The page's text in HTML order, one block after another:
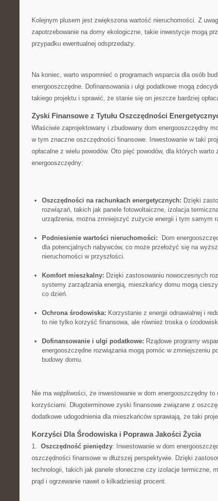
Kolejnym plusem⁣ jest ⁢zwiększona⁢ wartość nieruchomości.⁢ Z
zapotrzebowanie na ⁣domy ekologiczne, takie inwestycje mogą
przypadku‌ ewentualnej odsprzedaży.
Na koniec, warto wspomnieć o programach wsparcia dla osób
energooszczędne.‌ Dofinansowania i ulgi podatkowe mogą
takiego projektu ⁤i‍ sprawić, że ‌stanie się on jeszcze bardziej
Zyski Finansowe z Tytułu Oszczędności
Właściwie zaprojektowany ⁣i zbudowany dom energooszczędny‍
w‌ tym znaczne oszczędności finansowe. Inwestowanie ​w taki
opłacalne⁣ z wielu powodów. Oto pięć ‍powodów, ‌dla których ⁢warto
energooszczędny:
Oszczędności na rachunkach⁤ energetycznych: Dzięki
rozwiązań,‍ takich jak panele fotowoltaiczne, izolacja
urządzenia, ​można zmniejszyć zużycie ‍energii i tym samym
Podniesienie wartości nieruchomości:
Dom
dla potencjalnych nabywców, co‍ może przełożyć się na
nieruchomości w przyszłości.
Komfort mieszkalny: Dzięki zastosowaniu⁣ nowoczesnych
systemy zarządzania⁣ energią, mieszkańcy⁢ domu mogą
co ⁢dzień.
Ochrona ⁤środowiska: Korzystanie z energii odnawialnej i
to nie tylko korzyść ⁣finansowa, ale również troska ⁤o
Dofinansowanie‍ i⁣ ulgi podatkowe: ‌Rządowe programy
energooszczędne rozwiązania mogą pomóc w zmniejszeniu
budowy domu.
Nie ma ⁣wątpliwości, ⁣że inwestowanie ⁣w‌ dom‍ energooszczędny
korzyściami. Długoterminowe zyski finansowe związane z
dodatkowe⁣ udogodnienia⁣ dla mieszkańców​ sprawiają, że taki
Korzyści Dla Środowiska i⁢ Poprawa⁣ Jakości Życia
1. ‌ Oszczędność ‍pieniędzy: Inwestowanie w dom
oszczędności ⁣finansowe w dłuższej perspektywie. Dzięki
⁤technologii,‌ takich ⁢jak panele słoneczne ⁤czy izolacje termiczne,
prąd i ogrzewanie nawet o kilkadziesiąt procent.